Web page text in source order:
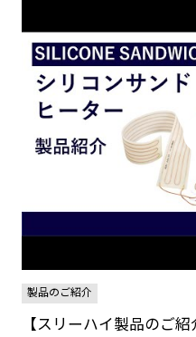
製品のご紹介
【スリーハイ製品のご